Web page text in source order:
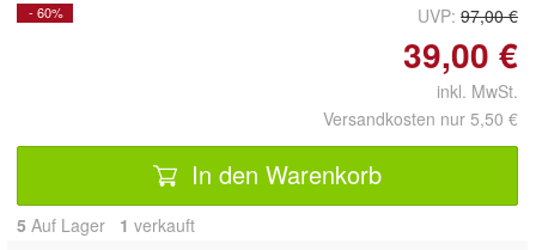
- 60% UVP: 97,00 €
39,00 €
inkl. MwSt.
Versandkosten nur 5,50 €
In den Warenkorb
5 Auf Lager 1 verkauft